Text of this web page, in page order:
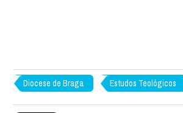
Diocese de Braga Estudos Teológicos